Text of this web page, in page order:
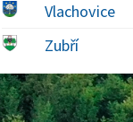
Vlachovice
Zubří